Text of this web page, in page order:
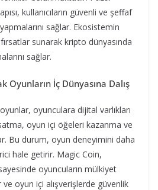
kullanıcıların güvenli ve şeffaf
sağlar. Ekosistemin
sunarak kripto dünyasında
sağlar.
Oyunların İç Dünyasına Dalış
oyunculara dijital varlıkları
oyun içi öğeleri kazanma ve
Bu durum, oyun deneyimini daha
hale getirir. Magic Coin,
oyuncuların mülkiyet
ve oyun içi alışverişlerde güvenlik